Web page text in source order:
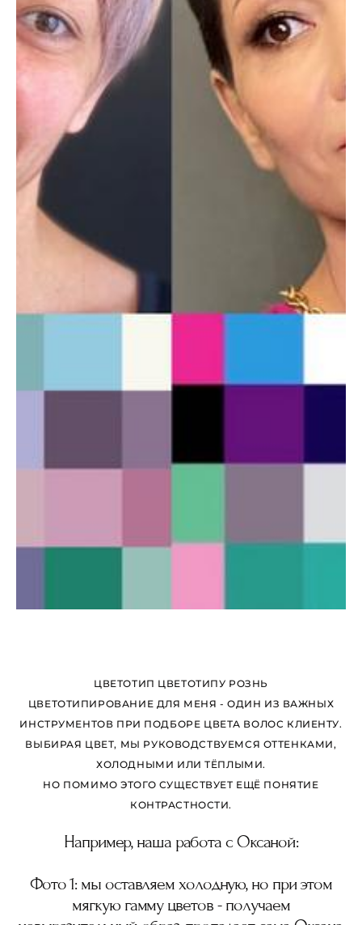
ЦВЕТОТИП ЦВЕТОТИПУ РОЗНЬ
ЦВЕТОТИПИРОВАНИЕ ДЛЯ МЕНЯ - ОДИН ИЗ ВАЖНЫХ
ИНСТРУМЕНТОВ ПРИ ПОДБОРЕ ЦВЕТА ВОЛОС КЛИЕНТУ.
ВЫБИРАЯ ЦВЕТ, МЫ РУКОВОДСТВУЕМСЯ ОТТЕНКАМИ,
ХОЛОДНЫМИ ИЛИ ТЁПЛЫМИ.
НО ПОМИМО ЭТОГО СУЩЕСТВУЕТ ЕЩЁ ПОНЯТИЕ
КОНТРАСТНОСТИ.
Например, наша работа с Оксаной:
Фото 1: мы оставляем холодную, но при этом
мягкую гамму цветов - получаем